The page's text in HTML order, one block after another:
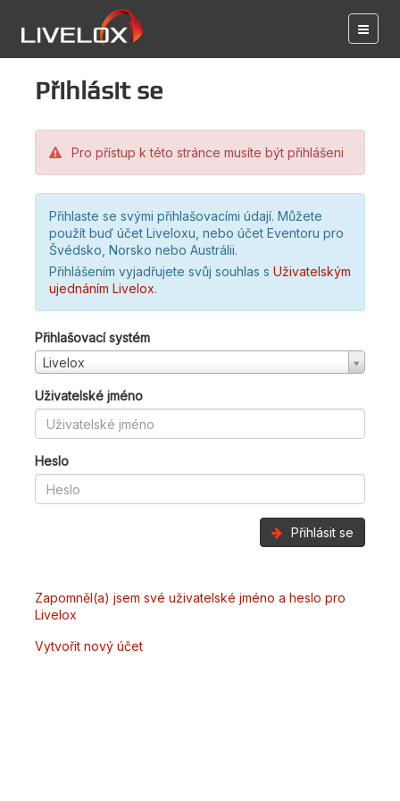
Přihlásit se
Pro přístup k této stránce musíte být přihlášeni
Přihlaste se svými přihlašovacími údají. Můžete
použít buď účet Liveloxu, nebo účet Eventoru pro
Švédsko, Norsko nebo Austrálii.
Přihlášením vyjadřujete svůj souhlas s Uživatelským
ujednáním Livelox.
Přihlašovací systém
Livelox
Uživatelské jméno
Heslo
Přihlásit se
Zapomněl(a) jsem své uživatelské jméno a heslo pro
Livelox
Vytvořit nový účet